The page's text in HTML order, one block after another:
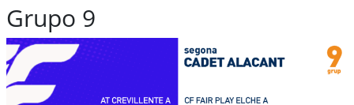
Grupo 9